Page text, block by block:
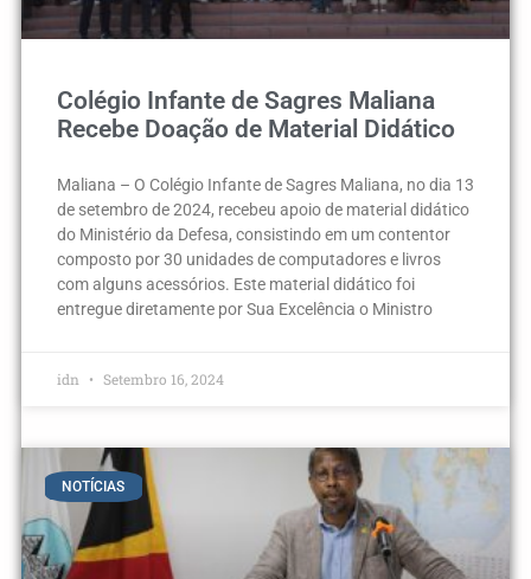
Colégio Infante de Sagres Maliana
Recebe Doação de Material Didático
Maliana – O Colégio Infante de Sagres Maliana, no dia 13
de setembro de 2024, recebeu apoio de material didático
do Ministério da Defesa, consistindo em um contentor
composto por 30 unidades de computadores e livros
com alguns acessórios. Este material didático foi
entregue diretamente por Sua Excelência o Ministro
idn Setembro 16, 2024
NOTÍCIAS